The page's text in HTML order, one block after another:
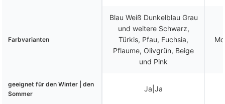
Farbvarianten
Blau Weiß Dunkelblau Grau
und weitere Schwarz,
Türkis, Pfau, Fuchsia,
Pflaume, Olivgrün, Beige
und Pink
geeignet für den Winter | den
Sommer
Ja|Ja